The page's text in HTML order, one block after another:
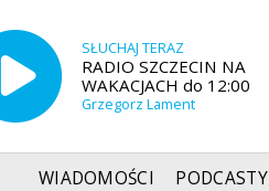
SŁUCHAJ TERAZ
RADIO SZCZECIN NA
WAKACJACH do 12:00
Grzegorz Lament
WIADOMOŚCI PODCASTY